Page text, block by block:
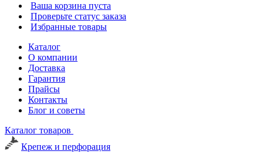
Ваша корзина пуста
Проверьте статус заказа
Избранные товары
Каталог
О компании
Доставка
Гарантия
Прайсы
Контакты
Блог и советы
Каталог товаров
Крепеж и перфорация